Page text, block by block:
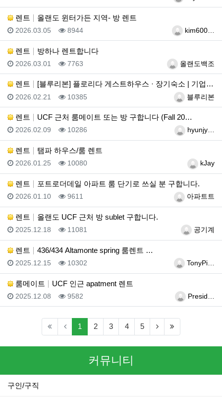
렌트 올랜도 윈터가든 지역- 방 렌트
등록자kim600…
등록일
2026.03.05 조회
8944
렌트 방하나 렌트합니다
등록자올랜도백조
등록일
2026.03.01 조회
7763
렌트 [블루리본] 플로리다 게스트하우스 · 장기숙소 | 기업…
등록자블루리본
등록일
2026.02.21 조회
10385
렌트 UCF 근처 룸메이트 또는 방 구합니다 (Fall 20…
등록자hyunjy…
등록일
2026.02.09 조회
10286
렌트 탬파 하우스/룸 렌트
등록자kJay
등록일
2026.01.25 조회
10080
렌트 포트로더데일 아파트 룸 단기로 쓰실 분 구합니다.
등록자아파트트
등록일
2026.01.10 조회
9611
렌트 올랜도 UCF 근처 방 sublet 구합니다.
등록자공기계
등록일
2025.12.18 조회
11081
렌트 436/434 Altamonte spring 룸렌트 …
등록자TonyPi…
등록일
2025.12.15 조회
10302
룸메이트 UCF 인근 apatment 렌트
등록자Presid…
등록일
2025.12.08 조회
9582
1 (current)
2 3 4 5 (next)
커뮤니티
구인/구직